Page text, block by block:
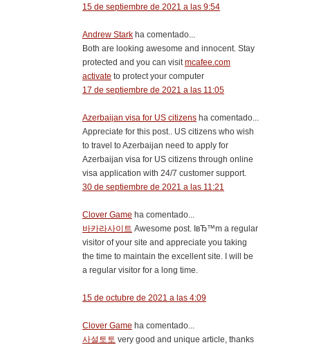
15 de septiembre de 2021 a las 9:54
Andrew Stark ha comentado...
Both are looking awesome and innocent. Stay
protected and you can visit mcafee.com
activate to protect your computer
17 de septiembre de 2021 a las 11:05
Azerbaijan visa for US citizens ha comentado...
Appreciate for this post.. US citizens who wish
to travel to Azerbaijan need to apply for
Azerbaijan visa for US citizens through online
visa application with 24/7 customer support.
30 de septiembre de 2021 a las 11:21
Clover Game ha comentado...
바카라사이트 Awesome post. IвЂ™m a regular
visitor of your site and appreciate you taking
the time to maintain the excellent site. I will be
a regular visitor for a long time.
15 de octubre de 2021 a las 4:09
Clover Game ha comentado...
사설토토 very good and unique article, thanks